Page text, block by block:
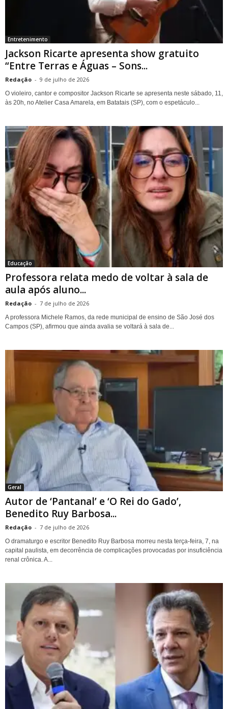
Entretenimento
Jackson Ricarte apresenta show gratuito
“Entre Terras e Águas – Sons...
Redação - 9 de julho de 2026
O violeiro, cantor e compositor Jackson Ricarte se apresenta neste sábado, 11,
às 20h, no Atelier Casa Amarela, em Batatais (SP), com o espetáculo...
Educação
Professora relata medo de voltar à sala de
aula após aluno...
Redação - 7 de julho de 2026
A professora Michele Ramos, da rede municipal de ensino de São José dos
Campos (SP), afirmou que ainda avalia se voltará à sala de...
Geral
Autor de ‘Pantanal’ e ‘O Rei do Gado’,
Benedito Ruy Barbosa...
Redação - 7 de julho de 2026
O dramaturgo e escritor Benedito Ruy Barbosa morreu nesta terça-feira, 7, na
capital paulista, em decorrência de complicações provocadas por insuficiência
renal crônica. A...